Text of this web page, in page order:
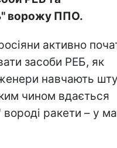
ворожу ППО.
активно
засоби РЕБ, як
навчають
чином вдається
ракети – у